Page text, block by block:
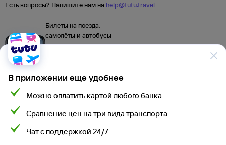
В приложении еще удобнее
Можно оплатить картой любого банка
Сравнение цен на три вида транспорта
Чат с поддержкой 24/7
Есть вопросы? Напишите нам на help@tutu.travel
Билеты на поезда,
самолёты и автобусы
Мы используем cookies для более удобной работы